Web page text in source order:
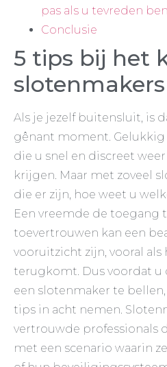
pas als u tevreden
Conclusie
5 tips bij het
slotenmakers
Als je jezelf buitensluit, is
gênant moment.
die u snel en discreet
krijgen. Maar met zoveel
die er zijn, hoe weet u
Een vreemde de toegang
toevertrouwen kan een
vooruitzicht zijn, vooral als
terugkomt. Dus voordat u
een slotenmaker te
tips in acht nemen.
vertrouwde professionals
met een scenario waarin